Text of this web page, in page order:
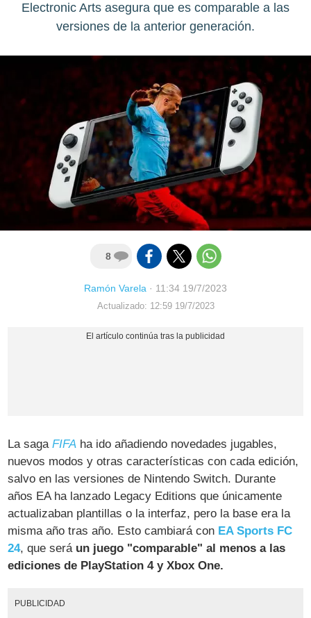
Electronic Arts asegura que es comparable a las
versiones de la anterior generación.
8
Ramón Varela · 11:34 19/7/2023
Actualizado: 12:59 19/7/2023
La sagaFIFA ha ido añadiendo novedades jugables,
nuevos modos y otras características con cada edición,
salvo en las versiones de Nintendo Switch. Durante
años EA ha lanzado Legacy Editions que únicamente
actualizaban plantillas o la interfaz, pero la base era la
misma año tras año. Esto cambiará con EA Sports FC
24, que será un juego "comparable" al menos a las
ediciones de PlayStation 4 y Xbox One.
PUBLICIDAD